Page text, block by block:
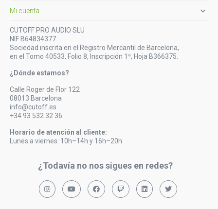
Mi cuenta 
CUTOFF PRO AUDIO SLU
NIF B64834377
Sociedad inscrita en el Registro Mercantil de Barcelona,
en el Tomo 40533, Folio 8, Inscripción 1ª, Hoja B366375.
¿Dónde estamos?
Calle Roger de Flor 122
08013 Barcelona
info@cutoff.es
+34 93 532 32 36
Horario de atención al cliente:
Lunes a viernes: 10h–14h y 16h–20h
¿Todavía no nos sigues en redes?